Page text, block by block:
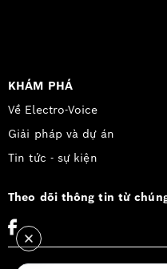
KHÁM PHÁ
Về Electro-Voice
Giải pháp và dự án
Tin tức - sự kiện
Theo dõi thông tin từ